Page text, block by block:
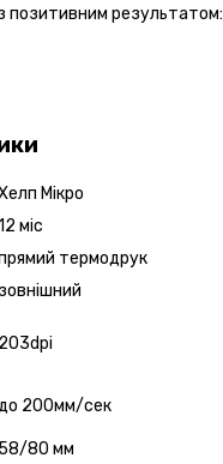
позитивним результатом:
Мікро
міс
термодрук
зовнішний
203dpi
200мм/сек
58/80 мм